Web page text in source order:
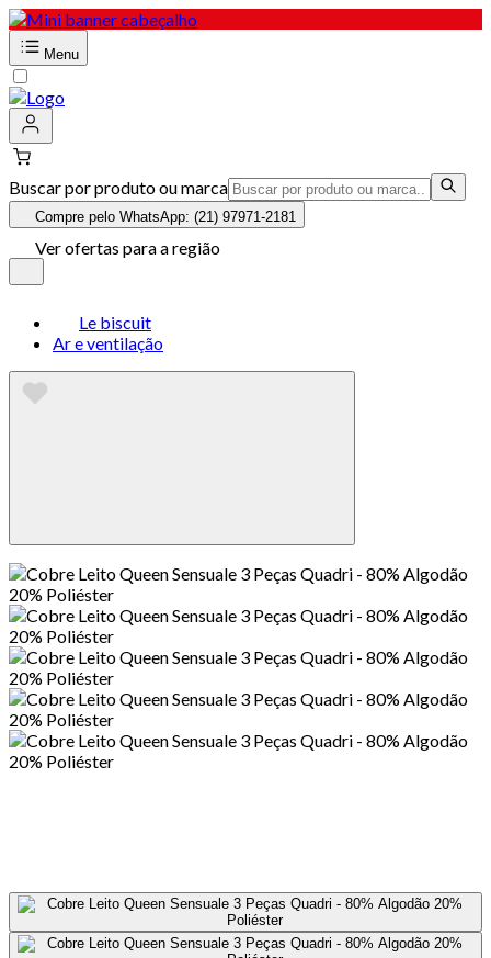
Menu
Buscar por produto ou marca
Compre pelo WhatsApp: (21) 97971-2181
Ver ofertas para a região
Le biscuit
Ar e ventilação